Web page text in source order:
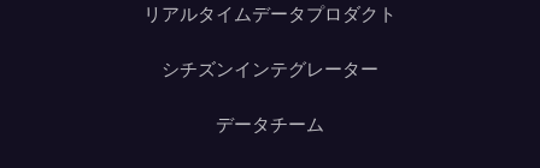
リアルタイムデータプロダクト
シチズンインテグレーター
データチーム